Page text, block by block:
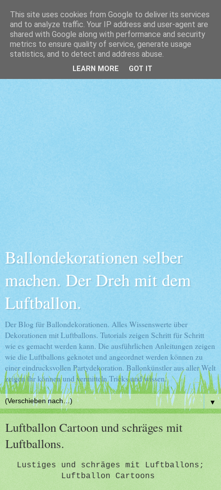
Ballondekorationen selber
machen. Der Dreh mit dem
Luftballon.
Der Blog für Ballondekorationen. Alles Wissenswerte über
Dekorationen mit Luftballons. Tutorials zeigen Schritt für Schritt
wie es gemacht werden kann. Die ausführlichen Anleitungen zeigen
wie die Luftballons geknotet und angeordnet werden können zu
einer eindrucksvollen Partydekoration. Ballonkünstler aus aller Welt
zeigen ihr können und vermitteln Tricks und wissen.
▼
Luftballon Cartoon und schräges mit
Luftballons.
Lustiges und schräges mit Luftballons;
Luftballon Cartoons
This site uses cookies from Google to deliver its services
and to analyze traffic. Your IP address and user-agent are
shared with Google along with performance and security
metrics to ensure quality of service, generate usage
statistics, and to detect and address abuse.
LEARN MORE GOT IT